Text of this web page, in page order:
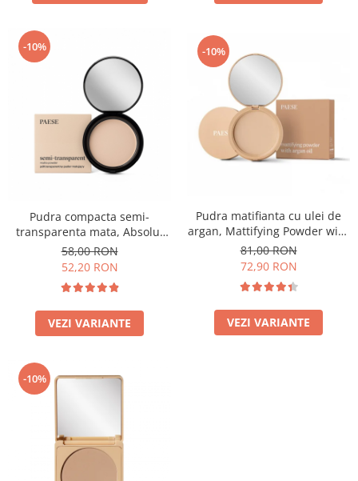
-10%
Pudra compacta semi-
transparenta mata, Absolut
Revelation Serie 1A, 9g
58,00 RON
52,20 RON
VEZI VARIANTE
-10%
Pudra matifianta cu ulei de
argan, Mattifying Powder with
argan oil - 8g
81,00 RON
72,90 RON
VEZI VARIANTE
-10%